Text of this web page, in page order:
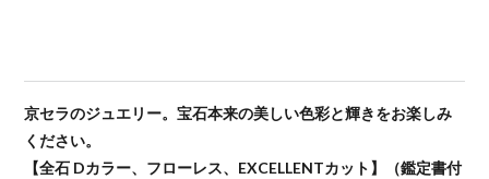
京セラのジュエリー。宝石本来の美しい色彩と輝きをお楽しみ
ください。
【全石 Dカラー、フローレス、EXCELLENTカット】（鑑定書付